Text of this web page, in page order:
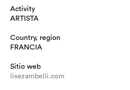
Activity
ARTISTA
Country, region
FRANCIA
Sitio web
lisezambelli.com